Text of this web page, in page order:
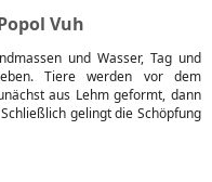
Vuh
und Wasser, Tag und
Tiere werden vor dem
aus Lehm geformt, dann
gelingt die Schöpfung